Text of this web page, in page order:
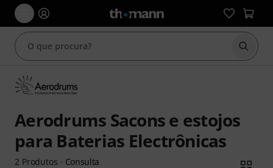
Iniciar
Aerodrums Sacons e estojos
para Baterias Electrônicas
2 Produtos · Consulta